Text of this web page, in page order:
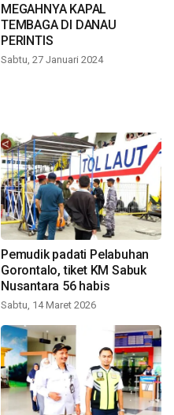
MEGAHNYA KAPAL
TEMBAGA DI DANAU
PERINTIS
Sabtu, 27 Januari 2024
Pemudik padati Pelabuhan
Gorontalo, tiket KM Sabuk
Nusantara 56 habis
Sabtu, 14 Maret 2026